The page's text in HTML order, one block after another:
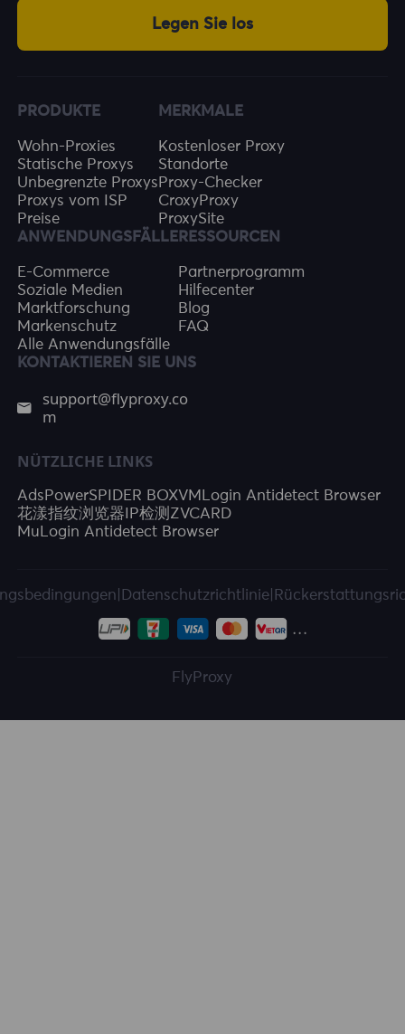
Legen Sie los
PRODUKTE
Wohn-Proxies
Statische Proxys
Unbegrenzte Proxys
Proxys vom ISP
Preise
MERKMALE
Kostenloser Proxy
Standorte
Proxy-Checker
CroxyProxy
ProxySite
ANWENDUNGSFÄLLE
E-Commerce
Soziale Medien
Marktforschung
Markenschutz
Alle Anwendungsfälle
RESSOURCEN
Partnerprogramm
Hilfecenter
Blog
FAQ
KONTAKTIEREN SIE UNS
support@flyproxy.co
m
NÜTZLICHE LINKS
AdsPowerSPIDER BOXVMLogin Antidetect Browser
花漾指纹浏览器 IP检测 ZVCARD
MuLogin Antidetect Browser
FlyProxy
Datenschutzrichtlinie|